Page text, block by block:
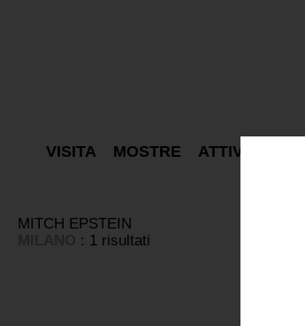
MITCH EPSTEIN
: 1 risultati
VISITA MOSTRE ATTIVITÀ